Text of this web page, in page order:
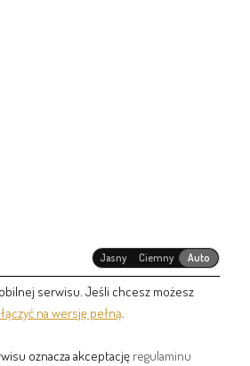
Jasny Ciemny Auto
serwisu. Jeśli chcesz możesz
na wersję pełną
oznacza akceptację regulaminu